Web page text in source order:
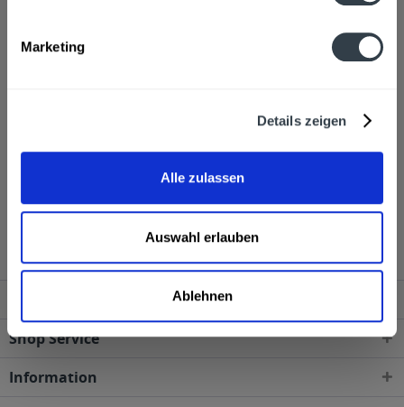
Marketing
Details zeigen
Alle zulassen
Auswahl erlauben
Ablehnen
40,0% volmehr
Kunden haben sich ebenfalls angesehen
Prinz Himbeer-Geist 0,5l wird in den folgenden
Regionen, Städten, Orten und Postleitzahl-Gebieten
Shop Service
Information